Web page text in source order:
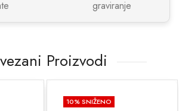
graviranje
Proizvodi
10% SNIŽENO